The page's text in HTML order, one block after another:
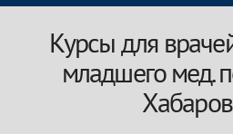
Курсы для
младшего мед.